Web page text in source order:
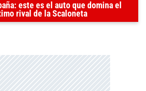
este es el auto que domina el
rival de la Scaloneta